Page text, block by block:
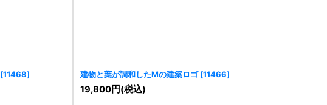
[11468] 建物と葉が調和したMの建築ロゴ [11466]
19,800円(税込)